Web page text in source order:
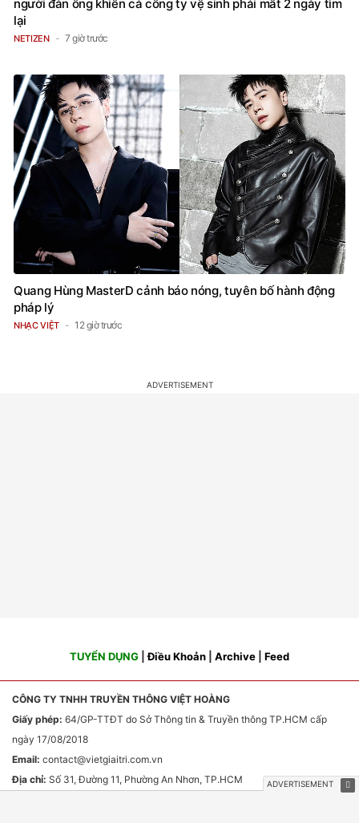
người đàn ông khiến cả công ty vệ sinh phải mất 2 ngày tìm
lại
NETIZEN 7 giờ trước
Quang Hùng MasterD cảnh báo nóng, tuyên bố hành động
pháp lý
NHẠC VIỆT 12 giờ trước
TUYỂN DỤNG |Điều Khoản Archive Feed
CÔNG TY TNHH TRUYỀN THÔNG VIỆT HOÀNG
Giấy phép: 64/GP-TTĐT do Sở Thông tin & Truyền thông TP.HCM cấp
ngày 17/08/2018
Email: contact@vietgiaitri.com.vn
Địa chỉ: Số 31, Đường 11, Phường An Nhơn, TP.HCM